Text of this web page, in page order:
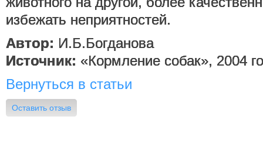
избежать неприятностей.
Автор: И.Б.Богданова
Источник: «Кормление собак», 2004
Вернуться в статьи
Оставить отзыв